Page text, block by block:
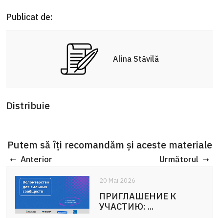
Publicat de:
Alina Stăvilă
Distribuie
Putem să îți recomandăm și aceste materiale
Anterior Următorul
20 Mai 2026
ПРИГЛАШЕНИЕ К
УЧАСТИЮ: ...
20 Mai 2026
APEL DE PARTICIPARE:
Voluntariat pentru ...